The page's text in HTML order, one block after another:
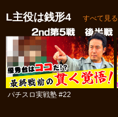
L主役は銭形4 すべて見る
パチスロ実戦塾 #22